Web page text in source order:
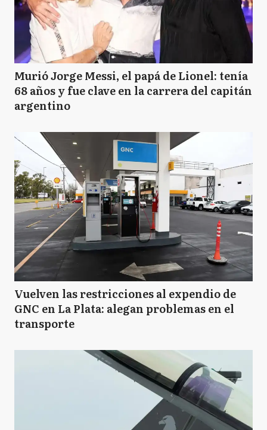
Murió Jorge Messi, el papá de Lionel: tenía
68 años y fue clave en la carrera del capitán
argentino
Vuelven las restricciones al expendio de
GNC en La Plata: alegan problemas en el
transporte